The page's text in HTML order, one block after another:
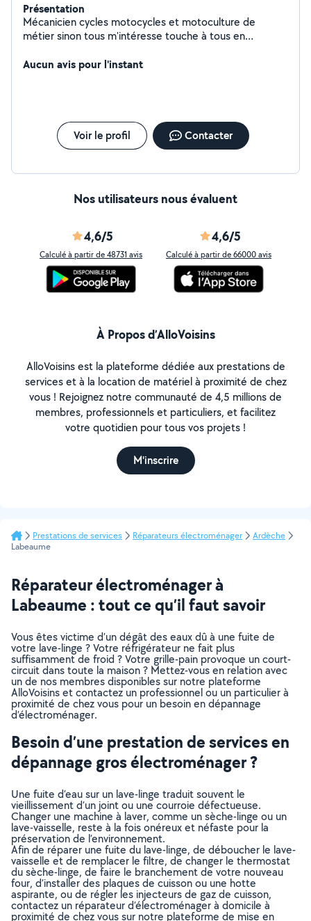
Présentation
Mécanicien cycles motocycles et motoculture de
métier sinon tous m'intéresse touche à tous en
peintre aussi se qui élargit les possibilités
Aucun avis pour l'instant
Voir le profil Contacter
Nos utilisateurs nous évaluent
4,6/5
Calculé à partir de 48731 avis
4,6/5
Calculé à partir de 66000 avis
À Propos d’AlloVoisins
AlloVoisins est la plateforme dédiée aux prestations de
services et à la location de matériel à proximité de chez
vous ! Rejoignez notre communauté de 4,5 millions de
membres, professionnels et particuliers, et facilitez
votre quotidien pour tous vos projets !
M'inscrire
Prestations de services Réparateurs électroménager
Ardèche
Labeaume
Réparateur électroménager à
Labeaume : tout ce qu’il faut savoir
Vous êtes victime d’un dégât des eaux dû à une fuite de
votre lave-linge ? Votre réfrigérateur ne fait plus
suffisamment de froid ? Votre grille-pain provoque un court-
circuit dans toute la maison ? Mettez-vous en relation avec
un de nos membres disponibles sur notre plateforme
AlloVoisins et contactez un professionnel ou un particulier à
proximité de chez vous pour un besoin en dépannage
d’électroménager.
Besoin d’une prestation de services en
dépannage gros électroménager ?
Une fuite d’eau sur un lave-linge traduit souvent le
vieillissement d’un joint ou une courroie défectueuse.
Changer une machine à laver, comme un sèche-linge ou un
lave-vaisselle, reste à la fois onéreux et néfaste pour la
préservation de l’environnement.
Afin de réparer une fuite du lave-linge, de déboucher le lave-
vaisselle et de remplacer le filtre, de changer le thermostat
du sèche-linge, de faire le branchement de votre nouveau
four, d’installer des plaques de cuisson ou une hotte
aspirante, ou de régler les injecteurs de gaz de cuisson,
contactez un réparateur d’électroménager à domicile à
proximité de chez vous sur notre plateforme de mise en